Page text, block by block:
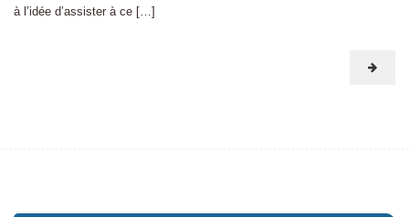
à l’idée d’assister à ce […]